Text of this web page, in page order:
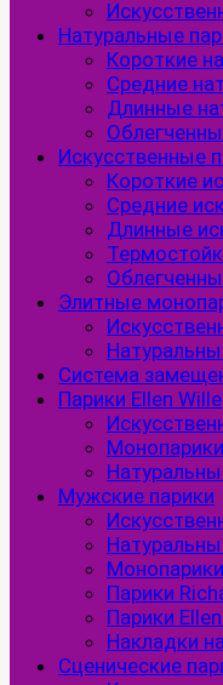
Натуральные
Короткие
Средние
Длинные
Искусственные
Короткие
Средние
Длинные
Элитные
Система
Парики Ellen Wille
Мужские парики
Парики
Парики
Накладки
Сценические